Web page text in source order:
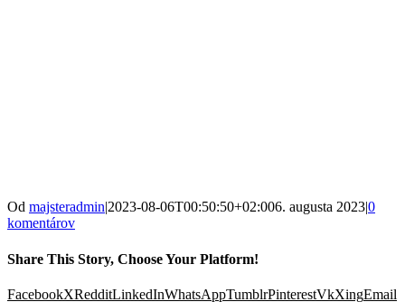
Od majsteradmin|2023-08-06T00:50:50+02:006. augusta 2023|0
komentárov
Share This Story, Choose Your Platform!
FacebookXRedditLinkedInWhatsAppTumblrPinterestVkXingEmail